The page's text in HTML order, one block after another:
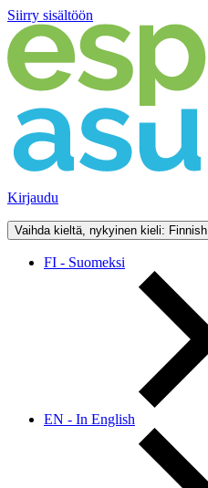
Siirry sisältöön
Kirjaudu
Vaihda kieltä, nykyinen kieli: Finnish
FI - Suomeksi
EN - In English